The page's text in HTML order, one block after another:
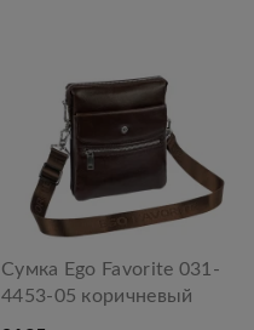
Сумка Ego Favorite 031-
4453-05 коричневый